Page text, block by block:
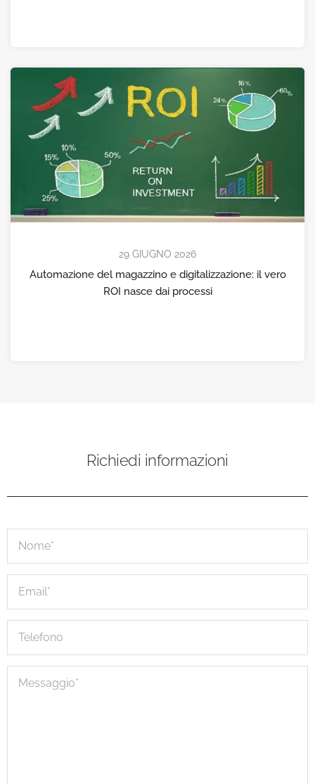
29 GIUGNO 2026
Automazione del magazzino e digitalizzazione: il vero
ROI nasce dai processi
Richiedi informazioni